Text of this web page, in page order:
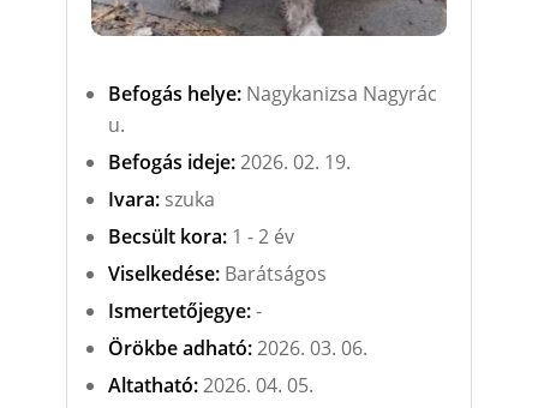
Befogás helye:Nagykanizsa Nagyrác
u.
Befogás ideje:2026. 02. 19.
Ivara:szuka
Becsült kora:1 - 2 év
Viselkedése:Barátságos
Ismertetőjegye:-
Örökbe adható:2026. 03. 06.
Altatható:2026. 04. 05.